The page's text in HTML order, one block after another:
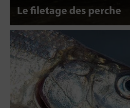
Le filetage des perche